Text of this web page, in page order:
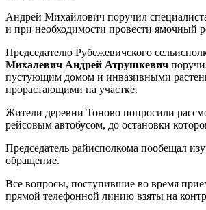
Андрей Михайлович поручил
и при необходимости провести ямочный
Председателю Рубежевичского
Михалевич Андрей Атрушкевич
пустующим домом и инвазивными
прорастающими на участке.
Жители деревни Тоново попросили
рейсовым автобусом, до остановки
Председатель райисполкома пообещал
обращение.
Все вопросы, поступившие во время
прямой телефонной линию взяты на